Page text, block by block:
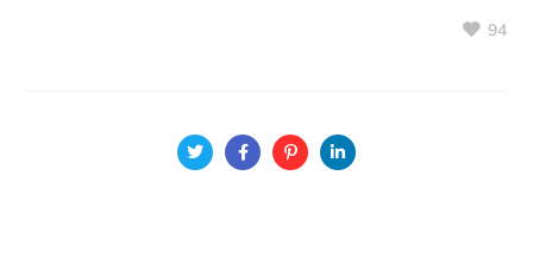
94